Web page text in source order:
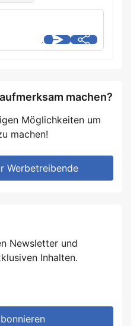
machen?
Möglichkeiten um
machen!
Werbetreibende
Newsletter und
Inhalten.